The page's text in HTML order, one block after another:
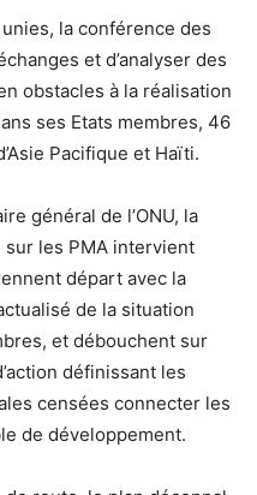
la conférence des
et d’analyser des
obstacles à la réalisation
ses Etats membres, 46
Pacifique et Haïti.
général de l’ONU, la
les PMA intervient
départ avec la
de la situation
et débouchent sur
définissant les
censées connecter les
de développement.